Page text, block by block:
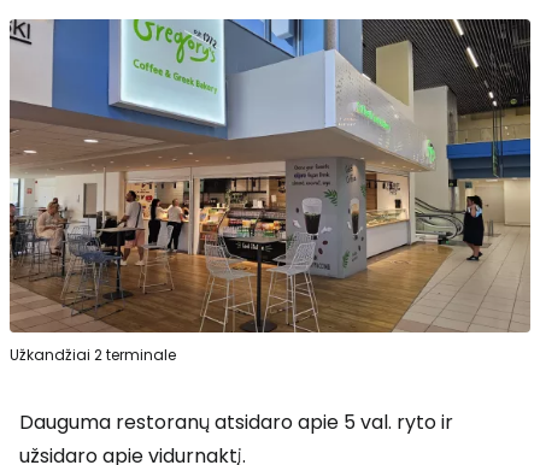
Užkandžiai 2 terminale
Dauguma restoranų atsidaro apie 5 val. ryto ir
užsidaro apie vidurnaktį.